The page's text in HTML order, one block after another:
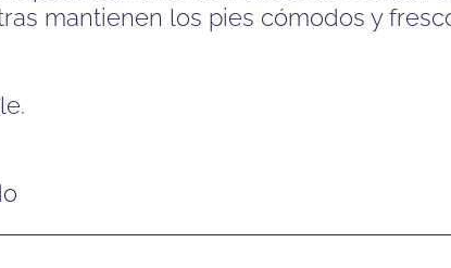
mantienen los pies cómodos y